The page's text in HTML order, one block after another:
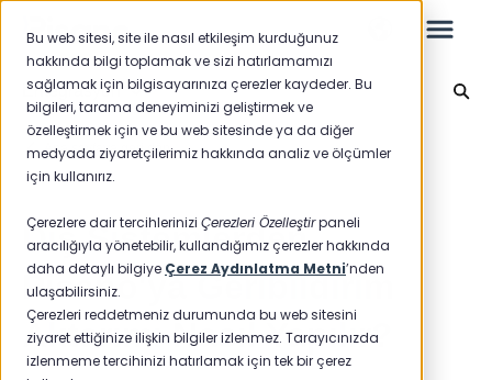
Bu web sitesi, site ile nasıl etkileşim kurduğunuz
hakkında bilgi toplamak ve sizi hatırlamamızı
sağlamak için bilgisayarınıza çerezler kaydeder. Bu
bilgileri, tarama deneyiminizi geliştirmek ve
özelleştirmek için ve bu web sitesinde ya da diğer
medyada ziyaretçilerimiz hakkında analiz ve ölçümler
için kullanırız.
Çerezlere dair tercihlerinizi Çerezleri Özelleştirpaneli
aracılığıyla yönetebilir, kullandığımız çerezler hakkında
daha detaylı bilgiye Çerez Aydınlatma Metni’nden
ulaşabilirsiniz.
Çerezleri reddetmeniz durumunda bu web sitesini
ziyaret ettiğinize ilişkin bilgiler izlenmez. Tarayıcınızda
izlenmeme tercihinizi hatırlamak için tek bir çerez
Entegrasyon
Leo
Yeni Başlayanlar İçin
Raporlar
NPS
Ana sayfaya geri dön
Dış Sistemlerden
Pisano'ya Geribildirim
Aktarımı Nasıl Yapılır?